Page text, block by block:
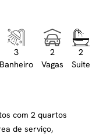
3
Banheiro
2
Vagas
2
Suite
com 2 quartos
de serviço,